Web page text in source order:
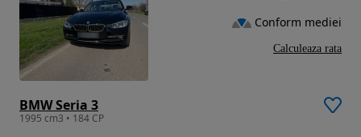
BMW Seria 3
1995 cm3 • 184 CP
Conform mediei
Calculeaza rata